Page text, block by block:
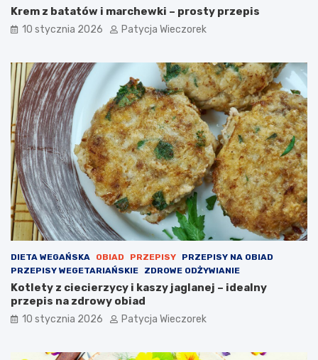
Krem z batatów i marchewki – prosty przepis
10 stycznia 2026 Patycja Wieczorek
DIETA WEGAŃSKA OBIAD PRZEPISY
PRZEPISY NA OBIAD
PRZEPISY WEGETARIAŃSKIE
ZDROWE ODŻYWIANIE
Kotlety z ciecierzycy i kaszy jaglanej – idealny
przepis na zdrowy obiad
10 stycznia 2026 Patycja Wieczorek